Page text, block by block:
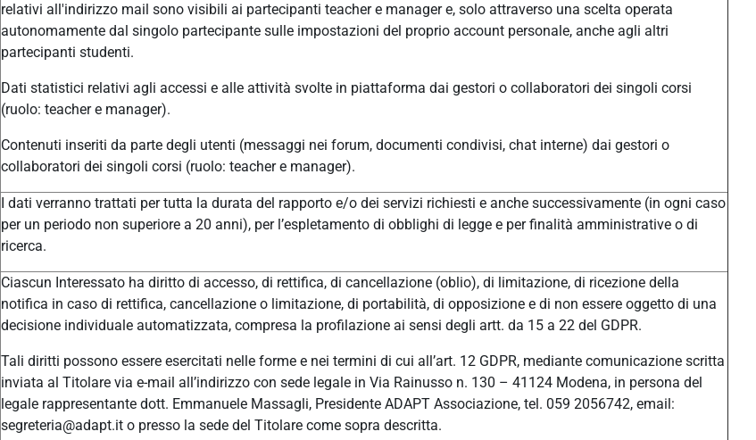
relativi all'indirizzo mail sono visibili ai partecipanti teacher e manager e, solo attraverso una scelta operata
autonomamente dal singolo partecipante sulle impostazioni del proprio account personale, anche agli altri
partecipanti studenti.
Dati statistici relativi agli accessi e alle attività svolte in piattaforma dai gestori o collaboratori dei singoli corsi
(ruolo: teacher e manager).
Contenuti inseriti da parte degli utenti (messaggi nei forum, documenti condivisi, chat interne) dai gestori o
collaboratori dei singoli corsi (ruolo: teacher e manager).
I dati verranno trattati per tutta la durata del rapporto e/o dei servizi richiesti e anche successivamente (in ogni caso
per un periodo non superiore a 20 anni), per l’espletamento di obblighi di legge e per finalità amministrative o di
ricerca.
Ciascun Interessato ha diritto di accesso, di rettifica, di cancellazione (oblio), di limitazione, di ricezione della
notifica in caso di rettifica, cancellazione o limitazione, di portabilità, di opposizione e di non essere oggetto di una
decisione individuale automatizzata, compresa la profilazione ai sensi degli artt. da 15 a 22 del GDPR.
Tali diritti possono essere esercitati nelle forme e nei termini di cui all’art. 12 GDPR, mediante comunicazione scritta
inviata al Titolare via e-mail all’indirizzo con sede legale in Via Rainusso n. 130 – 41124 Modena, in persona del
legale rappresentante dott. Emmanuele Massagli, Presidente ADAPT Associazione, tel. 059 2056742, email:
segreteria@adapt.it o presso la sede del Titolare come sopra descritta.